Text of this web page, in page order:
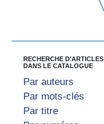
RECHERCHE D'ARTICLES
DANS LE CATALOGUE
Par auteurs
Par mots-clés
Par titre